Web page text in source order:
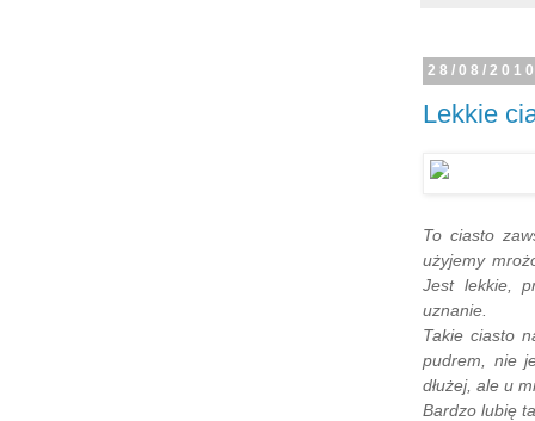
28/08/
Lekkie
To ciasto
użyjemy
Jest lekkie,
uznanie.
Takie ciasto
pudrem, nie
dłużej, ale u
Bardzo lubię